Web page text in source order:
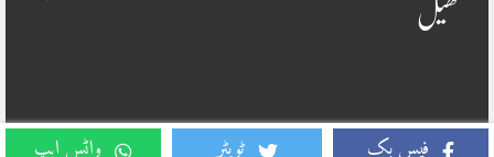
فیس بک ٹویٹر واٹس ایپ
کھیل